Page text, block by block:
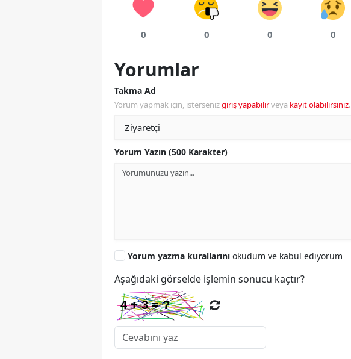
0 0 0 0
Yorumlar
Takma Ad
Yorum yapmak için, istersenizgiriş yapabilirveya kayıt olabilirsiniz.
Yorum Yazın (500 Karakter)
Yorum yazma kurallarını okudum ve kabul ediyorum
Aşağıdaki görselde işlemin sonucu kaçtır?